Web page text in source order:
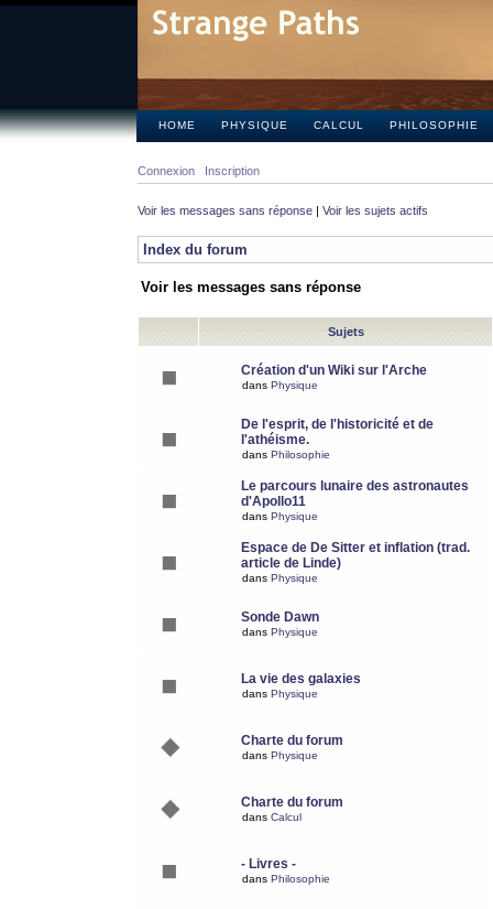
HOME PHYSIQUE CALCUL PHILOSOPHIE
Connexion Inscription
Voir les messages sans réponse | Voir les sujets actifs
Index du forum
Voir les messages sans réponse
Sujets
Création d'un Wiki sur l'Arche
dans Physique
De l'esprit, de l'historicité et de
l'athéisme.
dans Philosophie
Le parcours lunaire des astronautes
d'Apollo11
dans Physique
Espace de De Sitter et inflation (trad.
article de Linde)
dans Physique
Sonde Dawn
dans Physique
La vie des galaxies
dans Physique
Charte du forum
dans Physique
Charte du forum
dans Calcul
- Livres -
dans Philosophie